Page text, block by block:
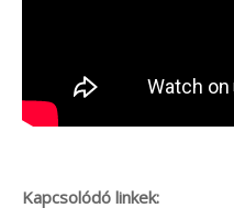
Kapcsolódó linkek: